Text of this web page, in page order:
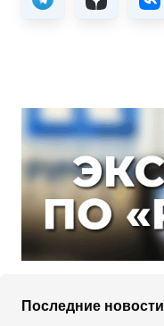
Последние новости